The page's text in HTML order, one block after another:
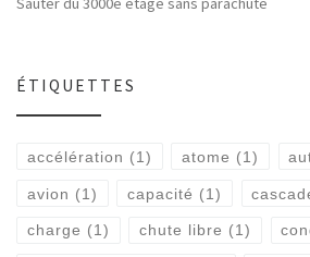
ÉTIQUETTES
accélération (1) atome (1)
avion (1) capacité (1)
charge (1) chute libre (1)